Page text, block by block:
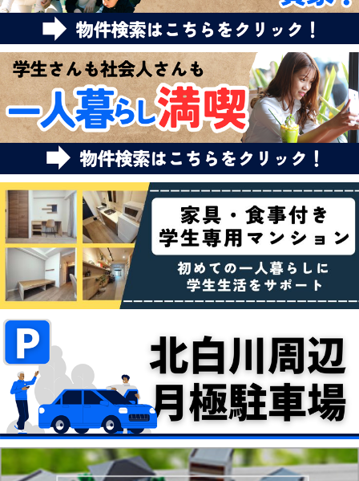
店舗情報·アクセス
会社概要
メールでお問い合わせ